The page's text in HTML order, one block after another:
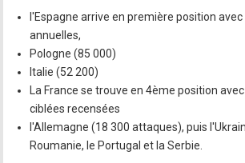
l'Espagne arrive en première position
annuelles,
Pologne (85 000)
Italie (52 200)
La France se trouve en 4ème position
ciblées recensées
l'Allemagne (18 300 attaques), puis
Roumanie, le Portugal et la Serbie.